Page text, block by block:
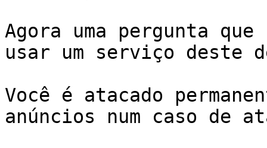
Agora uma pergunta que
usar um serviço deste
Você é atacado
anúncios num caso de